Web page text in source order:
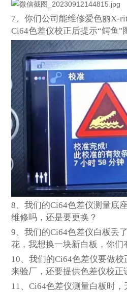
7、你们公司能维修爱色丽X-
Ci64色差仪校正后提示“鳄鱼"
8、我们的Ci64色差仪测量底
维修吗，还是要更换？
9、我们的Ci64色差仪白板丢
花，我想换一块新白板，你们
10、我们的Ci64色差仪要做
来验厂，还要提供色差仪校正
11、Ci64色差仪测量白板时